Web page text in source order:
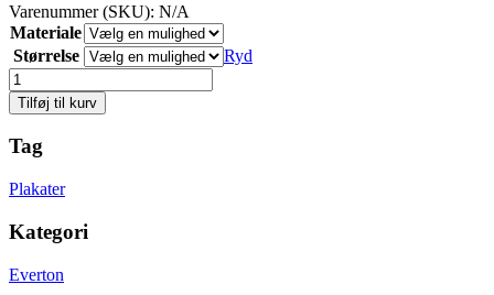
Varenummer (SKU): N/A
Materiale
Størrelse
Ryd
Antal
Tilføj til kurv
Tag
Plakater
Kategori
Everton